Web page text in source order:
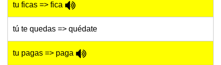
tu ficas => fica
tú te quedas => quédate
tu pagas => paga